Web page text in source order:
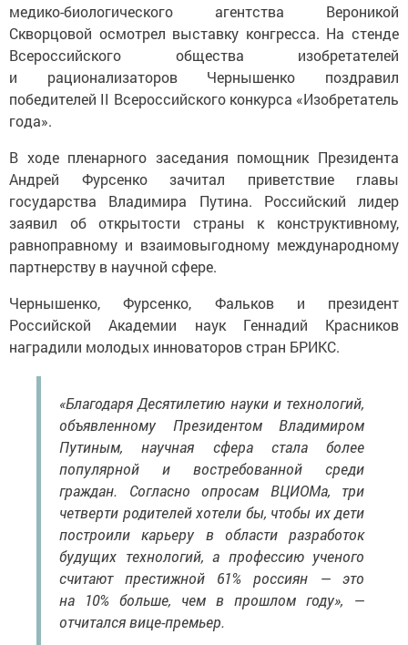
медико-биологического агентства Вероникой
Скворцовой осмотрел выставку конгресса. На стенде
Всероссийского общества изобретателей
и рационализаторов Чернышенко поздравил
победителей II Всероссийского конкурса «Изобретатель
года».
В ходе пленарного заседания помощник Президента
Андрей Фурсенко зачитал приветствие главы
государства Владимира Путина. Российский лидер
заявил об открытости страны к конструктивному,
равноправному и взаимовыгодному международному
партнерству в научной сфере.
Чернышенко, Фурсенко, Фальков и президент
Российской Академии наук Геннадий Красников
наградили молодых инноваторов стран БРИКС.
«Благодаря Десятилетию науки и технологий,
объявленному Президентом Владимиром
Путиным, научная сфера стала более
популярной и востребованной среди
граждан. Согласно опросам ВЦИОМа, три
четверти родителей хотели бы, чтобы их дети
построили карьеру в области разработок
будущих технологий, а профессию ученого
считают престижной 61% россиян — это
на 10% больше, чем в прошлом году», —
отчитался вице-премьер.